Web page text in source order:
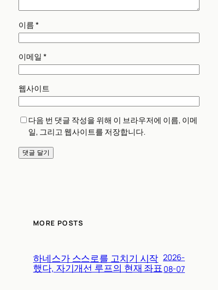
이름*
이메일 *
웹사이트
다음 번 댓글 작성을 위해 이 브라우저에 이름, 이메
일, 그리고 웹사이트를 저장합니다.
MORE POSTS
하네스가 스스로를 고치기 시작
했다, 자기개선 루프의 현재 좌표
2026-
08-07